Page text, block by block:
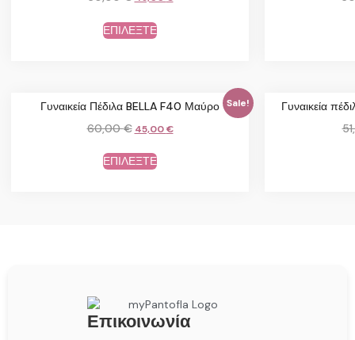
ΕΠΙΛΕΞΤΕ
Sale!
Γυναικεία Πέδιλα BELLA F40 Μαύρο
60,00€ 45,00€
ΕΠΙΛΕΞΤΕ
Γυναικεία
Επικοινωνία